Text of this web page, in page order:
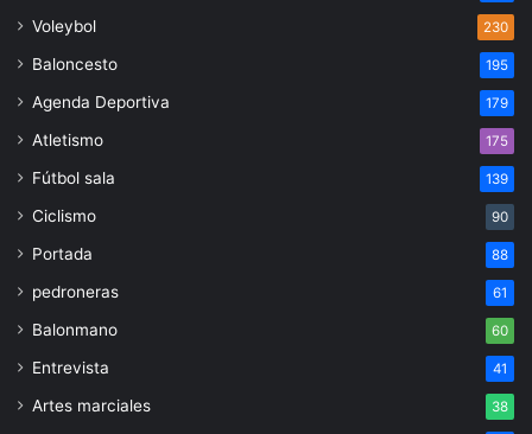
Voleybol 230
Baloncesto 195
Agenda Deportiva 179
Atletismo 175
Fútbol sala 139
Ciclismo 90
Portada 88
pedroneras 61
Balonmano 60
Entrevista 41
Artes marciales 38